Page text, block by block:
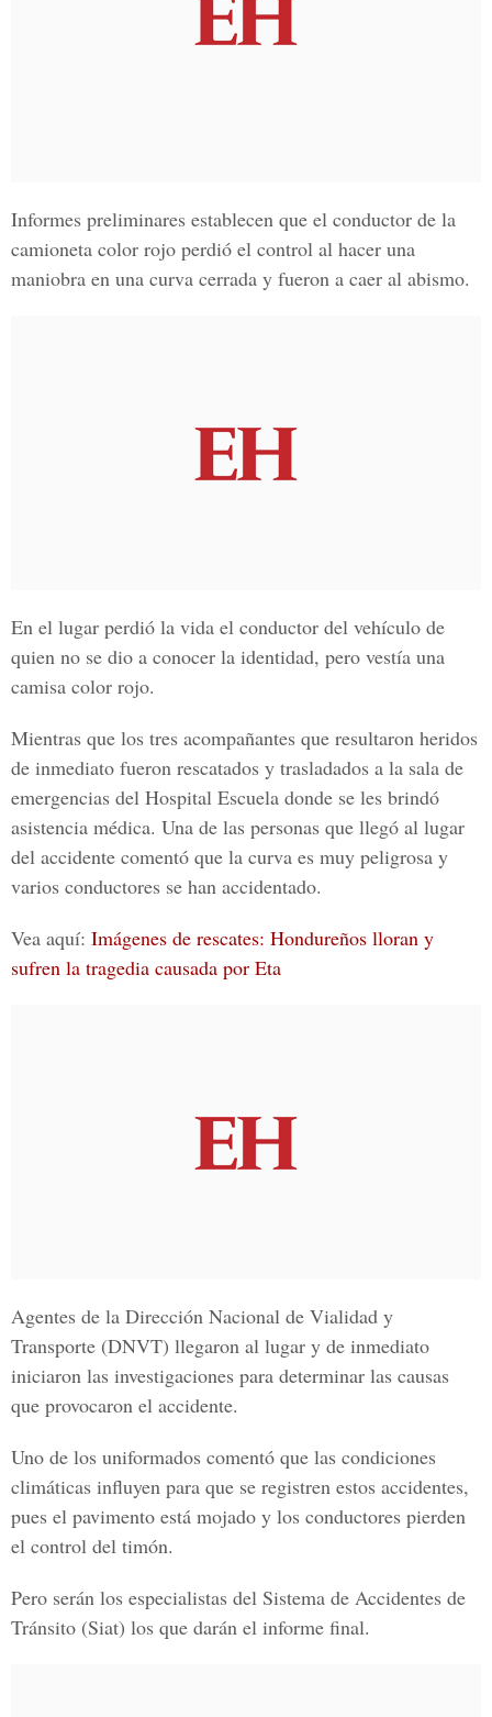
Informes preliminares establecen que el conductor de la
camioneta color rojo perdió el control al hacer una
maniobra en una curva cerrada y fueron a caer al abismo.
En el lugar perdió la vida el conductor del vehículo de
quien no se dio a conocer la identidad, pero vestía una
camisa color rojo.
Mientras que los tres acompañantes que resultaron heridos
de inmediato fueron rescatados y trasladados a la sala de
emergencias del Hospital Escuela donde se les brindó
asistencia médica. Una de las personas que llegó al lugar
del accidente comentó que la curva es muy peligrosa y
varios conductores se han accidentado.
Vea aquí: Imágenes de rescates: Hondureños lloran y
sufren la tragedia causada por Eta
Agentes de la Dirección Nacional de Vialidad y
Transporte (DNVT) llegaron al lugar y de inmediato
iniciaron las investigaciones para determinar las causas
que provocaron el accidente.
Uno de los uniformados comentó que las condiciones
climáticas influyen para que se registren estos accidentes,
pues el pavimento está mojado y los conductores pierden
el control del timón.
Pero serán los especialistas del Sistema de Accidentes de
Tránsito (Siat) los que darán el informe final.